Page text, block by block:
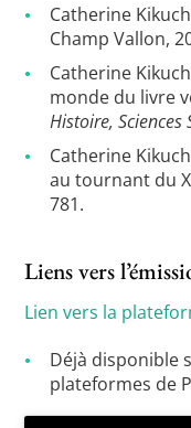
Catherine
Champ Vallon,
Catherine
monde du livre
Histoire, Sciences
Catherine
au tournant du
781.
Liens vers
Lien vers la
Déjà disponible
plateformes de